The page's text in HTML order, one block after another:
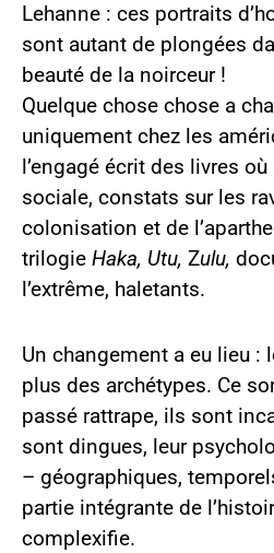
Lehanne : ces portraits
sont autant de plongées
beauté de la noirceur !
Quelque chose chose a
uniquement chez les
l’engagé écrit des livres
sociale, constats sur les
colonisation et de
trilogie Haka, Utu, Zulu,
l’extrême, haletants.
Un changement a eu lieu :
plus des archétypes. Ce
passé rattrape, ils sont
sont dingues, leur
– géographiques,
partie intégrante de
complexifie.